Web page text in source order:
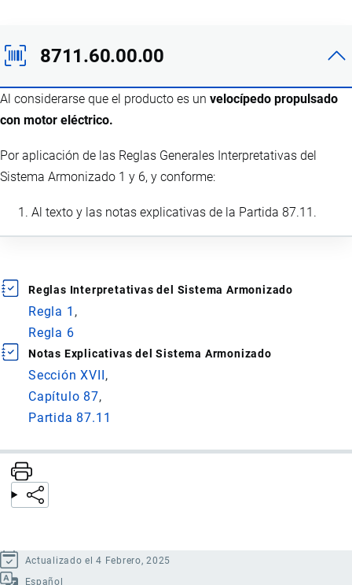
8711.60.00.00
Al considerarse que el producto es un velocípedo propulsado
con motor eléctrico.
Por aplicación de las Reglas Generales Interpretativas del
Sistema Armonizado 1 y 6, y conforme:
Al texto y las notas explicativas de la Partida 87.11.
Reglas Interpretativas del Sistema Armonizado
Regla 1
Regla 6
Notas Explicativas del Sistema Armonizado
Sección XVII
Capítulo 87
Partida 87.11
Actualizado el 4 Febrero, 2025
Español